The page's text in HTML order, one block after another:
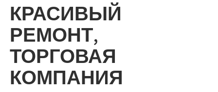
КРАСИВЫЙ
РЕМОНТ,
ТОРГОВАЯ
КОМПАНИЯ